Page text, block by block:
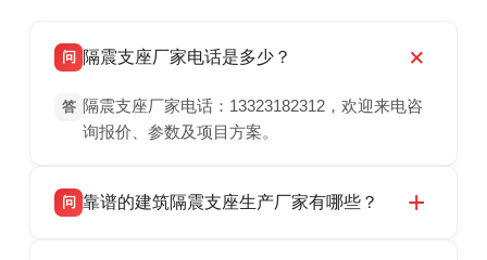
问 隔震支座厂家电话是多少？
答 隔震支座厂家电话：13323182312，欢迎来电咨
询报价、参数及项目方案。
问 靠谱的建筑隔震支座生产厂家有哪些？